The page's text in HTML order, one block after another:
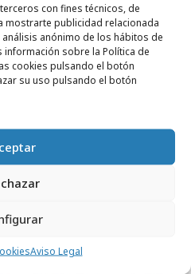
con fines técnicos, de
mostrarte publicidad relacionada
anónimo de los hábitos de
información sobre la Política de
cookies pulsando el botón
su uso pulsando el botón
Aviso Legal
de las flores un